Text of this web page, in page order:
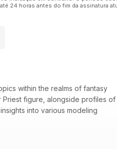
24 horas antes do fim da assinatura
within the realms of fantasy
Priest figure, alongside profiles of
into various modeling